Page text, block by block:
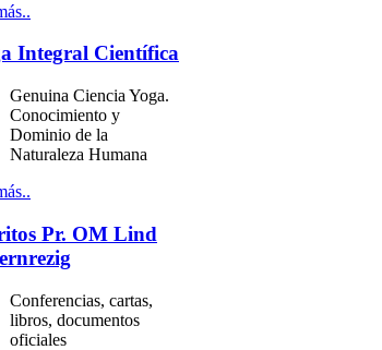
Integral Científica
Genuina Ciencia Yoga.
Conocimiento y
Dominio de la
Naturaleza Humana
Pr. OM Lind
Conferencias, cartas,
libros, documentos
oficiales